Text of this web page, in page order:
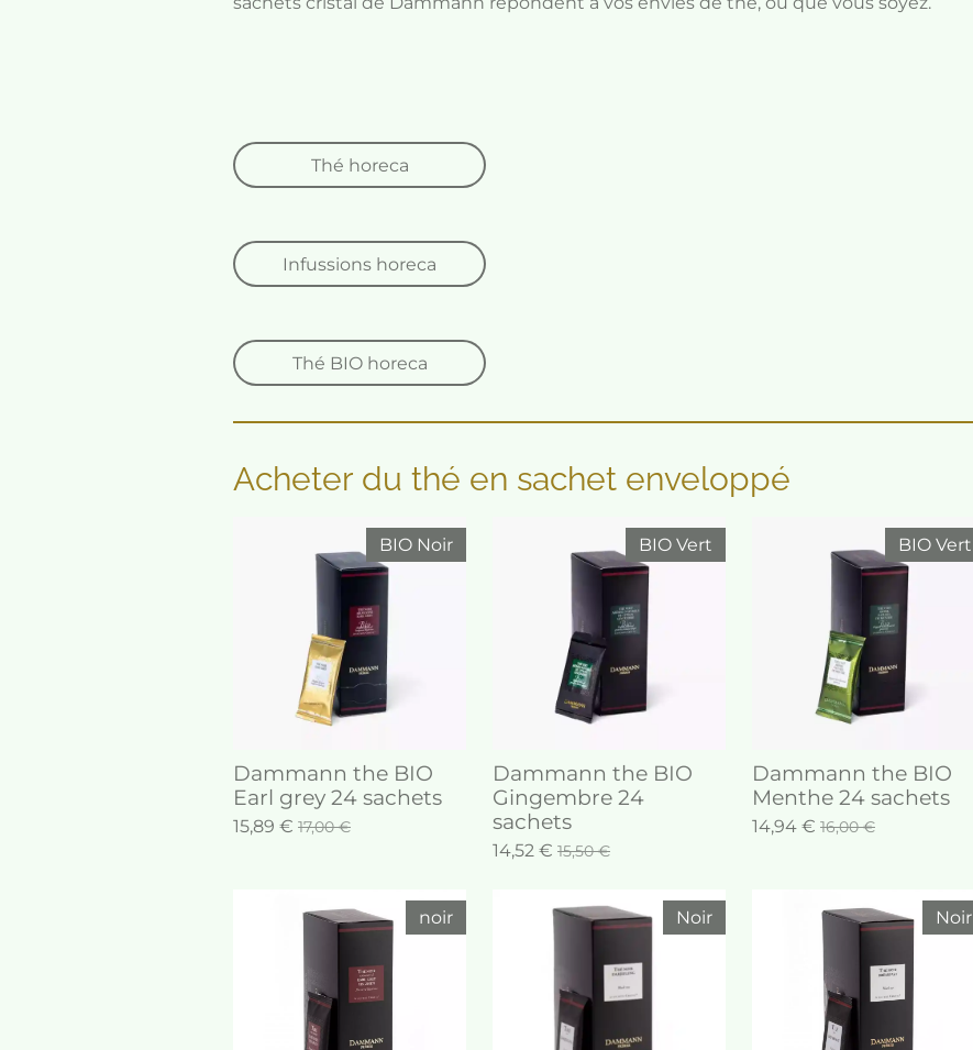
Thé horeca
Infussions horeca
Thé BIO horeca
Acheter du thé en sachet enveloppé
BIO Noir
Dammann the BIO
Earl grey 24 sachets
15,89 € 17,00 €
BIO Vert
Dammann the BIO
Gingembre 24
sachets
14,52 € 15,50 €
BIO Vert
Dammann the BIO
Menthe 24 sachets
14,94 € 16,00 €
noir Noir Noir